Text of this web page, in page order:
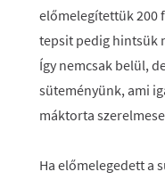
előmelegítettük 200
tepsit pedig hintsük
Így nemcsak belül,
süteményünk, ami
máktorta
Ha előmelegedett a